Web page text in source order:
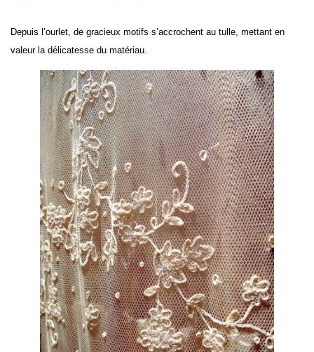
Depuis l’ourlet, de gracieux motifs s’accrochent au tulle, mettant en
valeur la délicatesse du matériau.